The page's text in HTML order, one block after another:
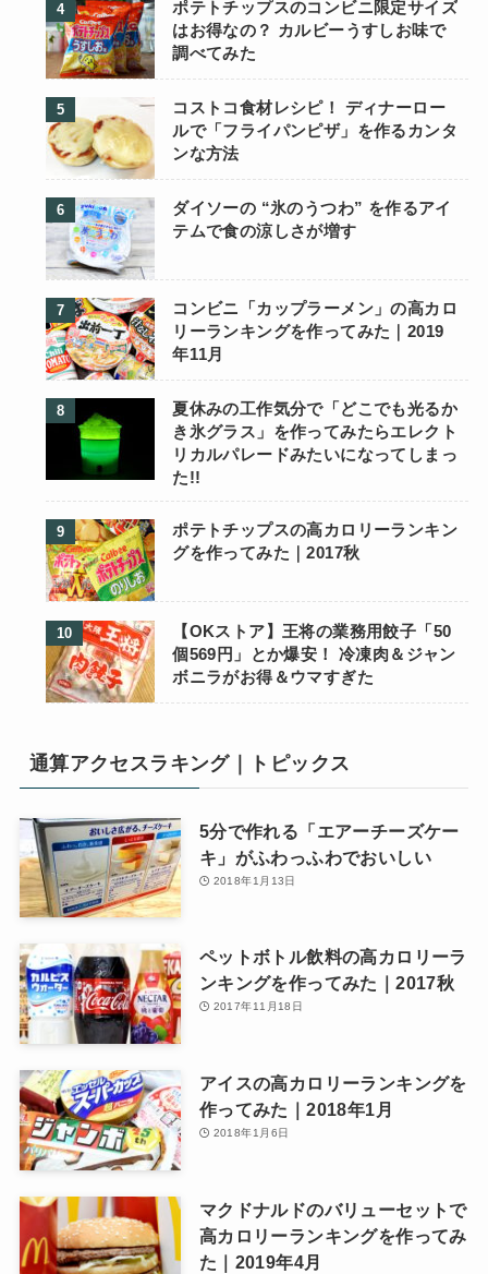
ポテトチップスのコンビニ限定サイズ
はお得なの？ カルビーうすしお味で
調べてみた
コストコ食材レシピ！ ディナーロー
ルで「フライパンピザ」を作るカンタ
ンな方法
ダイソーの “氷のうつわ” を作るアイ
テムで食の涼しさが増す
コンビニ「カップラーメン」の高カロ
リーランキングを作ってみた｜2019
年11月
夏休みの工作気分で「どこでも光るか
き氷グラス」を作ってみたらエレクト
リカルパレードみたいになってしまっ
た!!
ポテトチップスの高カロリーランキン
グを作ってみた｜2017秋
【OKストア】王将の業務用餃子「50
個569円」とか爆安！ 冷凍肉＆ジャン
ボニラがお得＆ウマすぎた
通算アクセスラキング｜トピックス
5分で作れる「エアーチーズケー
キ」がふわっふわでおいしい
2018年1月13日
ペットボトル飲料の高カロリーラ
ンキングを作ってみた｜2017秋
2017年11月18日
アイスの高カロリーランキングを
作ってみた｜2018年1月
2018年1月6日
マクドナルドのバリューセットで
高カロリーランキングを作ってみ
た｜2019年4月